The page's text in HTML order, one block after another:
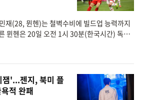
재(28, 뮌헨)는 철벽수비에 빌드업 능력까지
뮌헨은 20일 오전 1시 30분(한국시간) 독일
'...젠지, 북미 플
적 완패